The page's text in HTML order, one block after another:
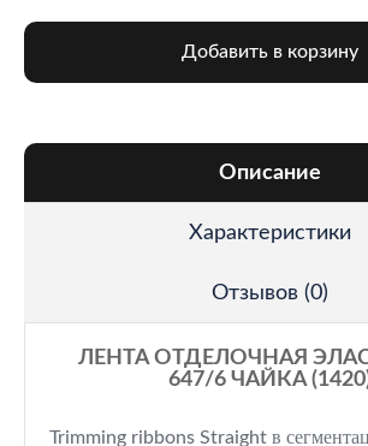
Добавить в корзину
Описание
Характеристики
Отзывов (0)
ЛЕНТА ОТДЕЛОЧНАЯ
647/6 ЧАЙКА
Trimming ribbons Straight в